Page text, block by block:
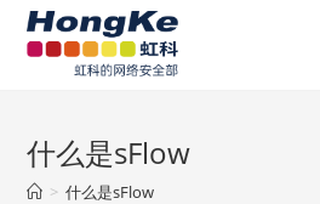
什么是sFlow
> 什么是sFlow